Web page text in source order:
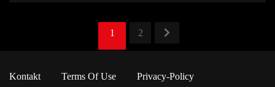
1 2
Kontakt Terms Of Use
Privacy-Policy